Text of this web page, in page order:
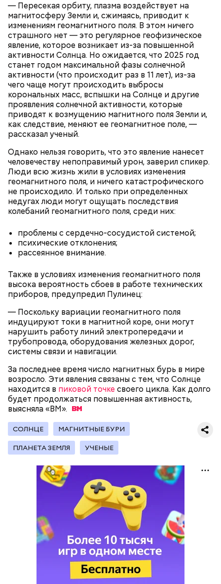
— Пересекая орбиту, плазма воздействует на
магнитосферу Земли и, сжимаясь, приводит к
изменениям геомагнитного поля. В этом ничего
страшного нет — это регулярное геофизическое
явление, которое возникает из-за повышенной
активности Солнца. Но ожидается, что 2025 год
станет годом максимальной фазы солнечной
активности (что происходит раз в 11 лет), из-за
чего чаще могут происходить выбросы
корональных масс, вспышки на Солнце и другие
проявления солнечной активности, которые
приводят к возмущению магнитного поля Земли и,
как следствие, меняют ее геомагнитное поле, —
рассказал ученый.
Однако нельзя говорить, что это явление нанесет
человечеству непоправимый урон, заверил спикер.
Люди всю жизнь жили в условиях изменения
геомагнитного поля, и ничего катастрофического
не происходило. И только при определенных
недугах люди могут ощущать последствия
колебаний геомагнитного поля, среди них:
проблемы с сердечно-сосудистой системой;
психические отклонения;
рассеянное внимание.
Также в условиях изменения геомагнитного поля
высока вероятность сбоев в работе технических
приборов, предупредил Пулинец:
— Поскольку вариации геомагнитного поля
индуцируют токи в магнитной коре, они могут
нарушить работу линий электропередачи и
трубопровода, оборудования железных дорог,
системы связи и навигации.
За последнее время число магнитных бурь в мире
возросло. Эти явления связаны с тем, что Солнце
находится в пиковой точке своего цикла. Как долго
будет продолжаться повышенная активность,
выясняла«ВМ».
СОЛНЦЕ МАГНИТНЫЕ БУРИ
ПЛАНЕТА ЗЕМЛЯ УЧЕНЫЕ
Кабачок — 1 шт.
Желтый болгарский перец — 1 шт.
Красный болгарский перец — 1 шт.
Зеленый перец — 1 шт.
Красный лук — 1 шт.
Баклажан — 1 шт.
Для заправки:
Оливковое масло — 50 мл.
Яблочный уксус — 2 ст. ложки.
Тархун — 1 веточка.
Чеснок — 2 зубчика.
Сахар — 1 ст. ложка.
Готовим:Нужно в течение 10 минут обжарить
перцы на мангале с раскаленными углями. Красный
лук нарезать кольцами и подпечь с двух сторон.
Кабачок и баклажан нарезать крупными кольцами,
приправить солью и выложить на мангал к перцам.
200 граммов сливочного масла;
1 стакан сахара;
10 граммов ванильного сахара;
1/4 чайной ложки соли;
4 куриных яйца;
100 граммов сока апельсина и столовая ложка
цедры;
350 граммов муки;
150 граммов изюма.
Способ приготовления
Сливочное масло необходимо немного
растопить и взбить с сахаром, туда же
добавить ванильный сахар и соль. Все эти
ингредиенты нужно взбивать миксером
примерно три минуты, пока масло не
побелеет.
Далее по одному следует добавлять в готовую
массу яйца, после чего нужно получившееся
тесто вновь взбить.
Если технология соблюдается правильно, то
должен получиться воздушный кремовый
сгусток цвета слоновой кости.
Затем в тесто нужно включить цедру
апельсина и, помешивая массу, вливать в нее
цитрусовый сок.
В отдельной посуде нужно смешать муку с
разрыхлителем, а потом эти компоненты
следует объединить с ранее полученной
масляной основой.
После объединения и тщательного «микса»
изюм, цукаты, которые вы пожелаете, и снова
взбить. Но не миксером, а ложкой или
кухонной лопаткой, чтобы не измельчить
сухофрукты.
Тесто сразу можно выпекать, ему не нужна
расстойка, предупредил шеф-повар: